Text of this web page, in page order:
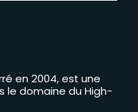
en 2004, est une
le domaine du High-